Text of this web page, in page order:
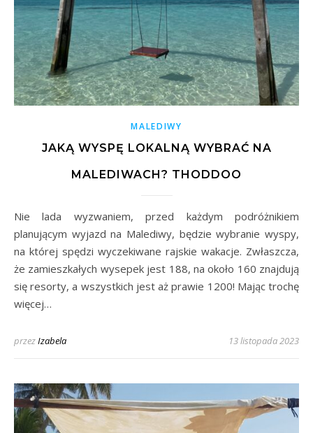
MALEDIWY
JAKĄ WYSPĘ LOKALNĄ WYBRAĆ NA
MALEDIWACH? THODDOO
Nie lada wyzwaniem, przed każdym podróżnikiem
planującym wyjazd na Malediwy, będzie wybranie wyspy,
na której spędzi wyczekiwane rajskie wakacje. Zwłaszcza,
że zamieszkałych wysepek jest 188, na około 160 znajdują
się resorty, a wszystkich jest aż prawie 1200! Mając trochę
więcej…
przezIzabela 13 listopada 2023